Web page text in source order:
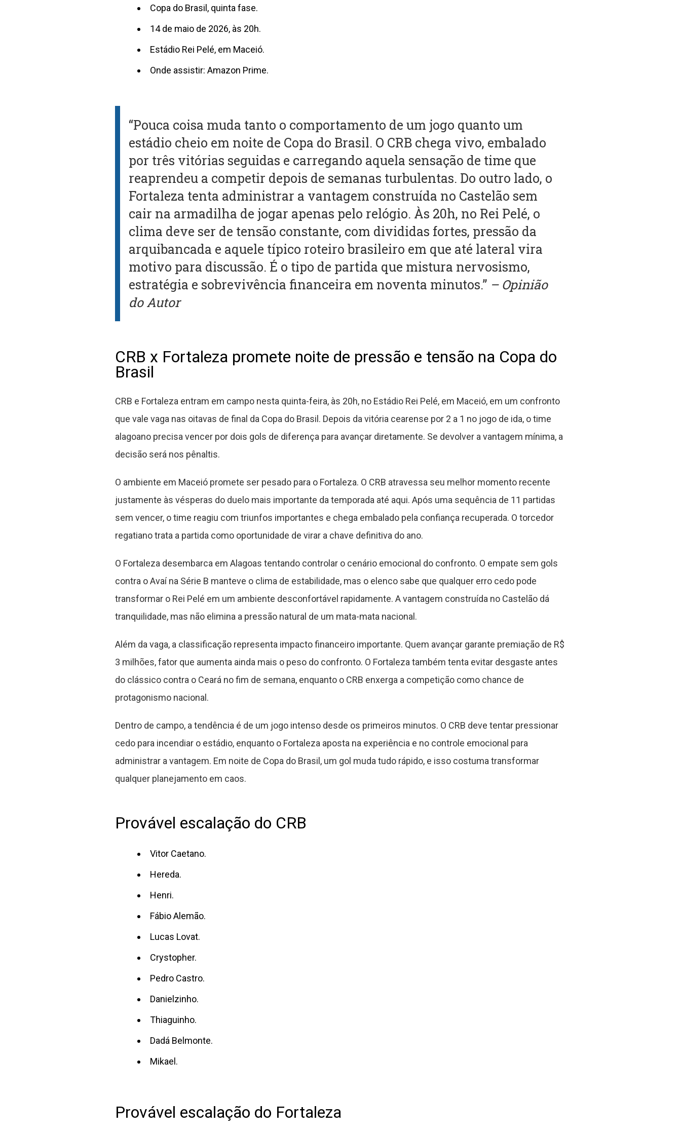
Copa do Brasil, quinta fase.
14 de maio de 2026, às 20h.
Estádio Rei Pelé, em Maceió.
Onde assistir: Amazon Prime.
“Pouca coisa muda tanto o comportamento de um jogo quanto um
estádio cheio em noite de Copa do Brasil. O CRB chega vivo, embalado
por três vitórias seguidas e carregando aquela sensação de time que
reaprendeu a competir depois de semanas turbulentas. Do outro lado, o
Fortaleza tenta administrar a vantagem construída no Castelão sem
cair na armadilha de jogar apenas pelo relógio. Às 20h, no Rei Pelé, o
clima deve ser de tensão constante, com divididas fortes, pressão da
arquibancada e aquele típico roteiro brasileiro em que até lateral vira
motivo para discussão. É o tipo de partida que mistura nervosismo,
estratégia e sobrevivência financeira em noventa minutos.” – Opinião
do Autor
CRB x Fortaleza promete noite de pressão e tensão na Copa do
Brasil
CRB e Fortaleza entram em campo nesta quinta-feira, às 20h, no Estádio Rei Pelé, em Maceió, em um confronto
que vale vaga nas oitavas de final da Copa do Brasil. Depois da vitória cearense por 2 a 1 no jogo de ida, o time
alagoano precisa vencer por dois gols de diferença para avançar diretamente. Se devolver a vantagem mínima, a
decisão será nos pênaltis.
O ambiente em Maceió promete ser pesado para o Fortaleza. O CRB atravessa seu melhor momento recente
justamente às vésperas do duelo mais importante da temporada até aqui. Após uma sequência de 11 partidas
sem vencer, o time reagiu com triunfos importantes e chega embalado pela confiança recuperada. O torcedor
regatiano trata a partida como oportunidade de virar a chave definitiva do ano.
O Fortaleza desembarca em Alagoas tentando controlar o cenário emocional do confronto. O empate sem gols
contra o Avaí na Série B manteve o clima de estabilidade, mas o elenco sabe que qualquer erro cedo pode
transformar o Rei Pelé em um ambiente desconfortável rapidamente. A vantagem construída no Castelão dá
tranquilidade, mas não elimina a pressão natural de um mata-mata nacional.
Além da vaga, a classificação representa impacto financeiro importante. Quem avançar garante premiação de R$
3 milhões, fator que aumenta ainda mais o peso do confronto. O Fortaleza também tenta evitar desgaste antes
do clássico contra o Ceará no fim de semana, enquanto o CRB enxerga a competição como chance de
protagonismo nacional.
Dentro de campo, a tendência é de um jogo intenso desde os primeiros minutos. O CRB deve tentar pressionar
cedo para incendiar o estádio, enquanto o Fortaleza aposta na experiência e no controle emocional para
administrar a vantagem. Em noite de Copa do Brasil, um gol muda tudo rápido, e isso costuma transformar
qualquer planejamento em caos.
Provável escalação do CRB
Vitor Caetano.
Hereda.
Henri.
Fábio Alemão.
Lucas Lovat.
Crystopher.
Pedro Castro.
Danielzinho.
Thiaguinho.
Dadá Belmonte.
Mikael.
Provável escalação do Fortaleza